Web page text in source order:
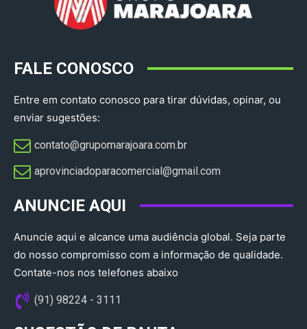
FALE CONOSCO
Entre em contato conosco para tirar dúvidas, opinar, ou
enviar sugestões:
contato@grupomarajoara.com.br
aprovinciadoparacomercial@gmail.com​
ANUNCIE AQUI
Anuncie aqui e alcance uma audiência global. Seja parte
do nosso compromisso com a informação de qualidade.
Contate-nos nos telefones abaixo
(91) 98224 - 3111